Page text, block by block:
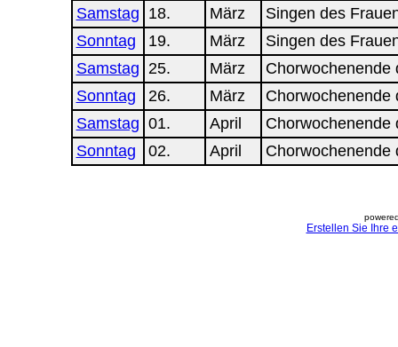
Samstag 18. März
Singen des
Sonntag
19. März
Singen des
Samstag 25. März
Chorwochenende
Sonntag
26. März
Chorwochenende
Samstag 01. April
Chorwochenende
Sonntag
02. April Chorwochenende
Erstellen Sie Ihre